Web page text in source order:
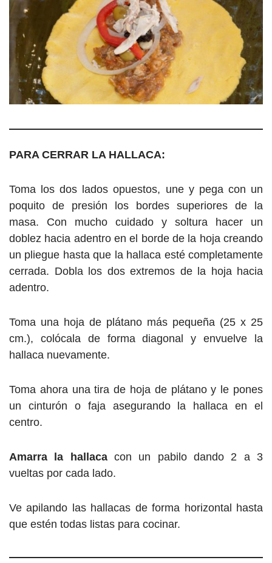
PARA CERRAR LA HALLACA:
Toma los dos lados opuestos, une y pega con un
poquito de presión los bordes superiores de la
masa. Con mucho cuidado y soltura hacer un
doblez hacia adentro en el borde de la hoja creando
un pliegue hasta que la hallaca esté completamente
cerrada. Dobla los dos extremos de la hoja hacia
adentro.
Toma una hoja de plátano más pequeña (25 x 25
cm.), colócala de forma diagonal y envuelve la
hallaca nuevamente.
Toma ahora una tira de hoja de plátano y le pones
un cinturón o faja asegurando la hallaca en el
centro.
Amarra la hallacacon un pabilo dando 2 a 3
vueltas por cada lado.
Ve apilando las hallacas de forma horizontal hasta
que estén todas listas para cocinar.